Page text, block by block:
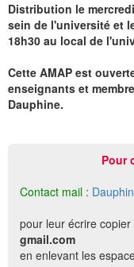
Distribution le
sein de l'université et
18h30 au local de
Cette AMAP est
enseignants et
Dauphine.
Pour
Contact mail :
pour leur écrire
gmail.com
en enlevant les